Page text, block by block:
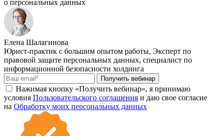
о персональных данных
Елена Шалагинова
Юрист-практик с большим опытом работы, Эксперт по
правовой защите персональных данных, специалист по
информационной безопасности холдинга
Получить вебинар
Нажимая кнопку «Получить вебинар», я принимаю
условия Пользовательского соглашения и даю свое согласие
на Обработку моих персональных данных